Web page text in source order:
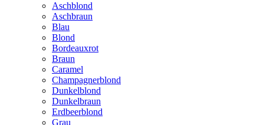
Aschblond
Aschbraun
Blau
Blond
Bordeauxrot
Braun
Caramel
Champagnerblond
Dunkelblond
Dunkelbraun
Erdbeerblond
Grau